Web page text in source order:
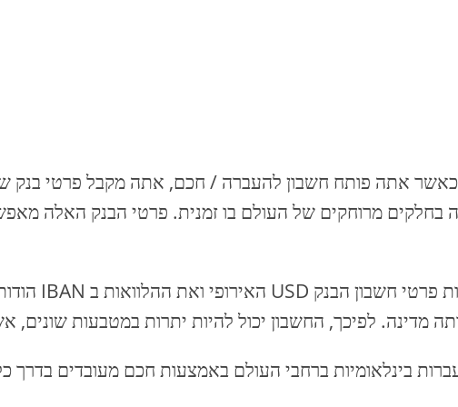
כאשר אתה פותח חשבון להעברה / חכם, אתה מקבל פרטי בנק
בחלקים מרוחקים של העולם בו זמנית. פרטי הבנק האלה